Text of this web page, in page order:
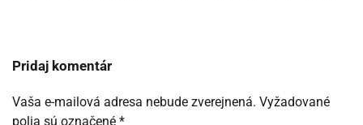
Pridaj komentár
Vaša e-mailová adresa nebude zverejnená. Vyžadované
polia sú označené *